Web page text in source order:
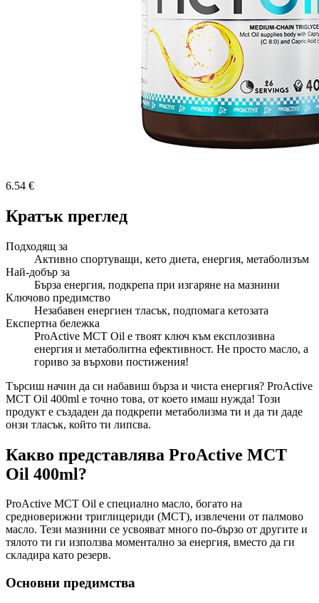
6.54 €
Кратък преглед
Подходящ за
Активно спортуващи, кето диета, енергия, метаболизъм
Най-добър за
Бърза енергия, подкрепа при изгаряне на мазнини
Ключово предимство
Незабавен енергиен тласък, подпомага кетозата
Експертна бележка
ProActive MCT Oil е твоят ключ към експлозивна
енергия и метаболитна ефективност. Не просто масло, а
гориво за върхови постижения!
Търсиш начин да си набавиш бърза и чиста енергия? ProActive
MCT Oil 400ml е точно това, от което имаш нужда! Този
продукт е създаден да подкрепи метаболизма ти и да ти даде
онзи тласък, който ти липсва.
Какво представлява ProActive MCT
Oil 400ml?
ProActive MCT Oil е специално масло, богато на
средноверижни триглицериди (MCT), извлечени от палмово
масло. Тези мазнини се усвояват много по-бързо от другите и
тялото ти ги използва моментално за енергия, вместо да ги
складира като резерв.
Основни предимства